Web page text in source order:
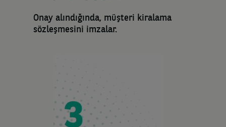
Onay alındığında, müşteri kiralama
sözleşmesini imzalar.